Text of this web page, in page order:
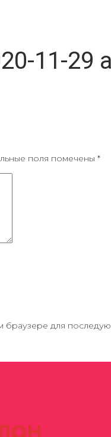
11-29
поля помечены *
браузере для